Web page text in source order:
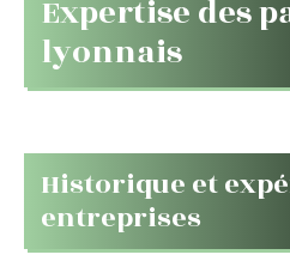
Expertise des
lyonnais
Historique et
entreprises